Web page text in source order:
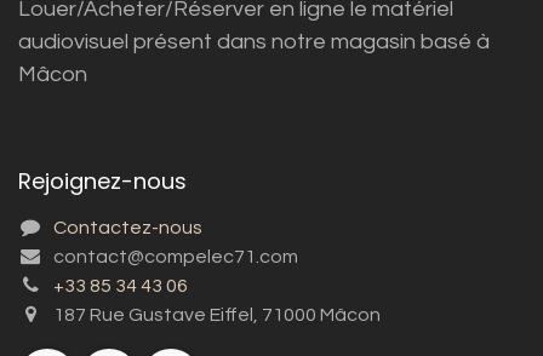
Louer/Acheter/Réserver en ligne le matériel
audiovisuel présent dans notre magasin basé à
Mâcon
Rejoignez-nous
Contactez-nous
contact@compelec71.com
+33 85 34 43 06
187 Rue Gustave Eiffel, 71000 Mâcon